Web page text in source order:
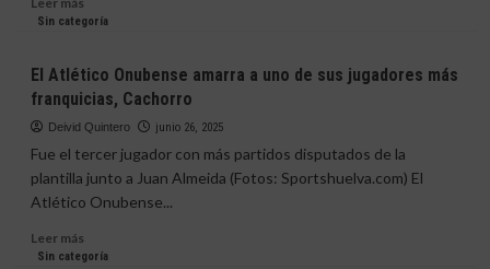
más
cartel
para
el
triangular
XXIX
Trofeo
Roque
Sin categoría
El Atlético Onubense amarra a uno de sus jugadores más
franquicias, Cachorro
Deivid Quintero junio 26, 2025
Fue el tercer jugador con más partidos disputados de la
plantilla junto a Juan Almeida (Fotos: Sportshuelva.com) El
Atlético Onubense...
Leer másLeer
más
Sin categoría